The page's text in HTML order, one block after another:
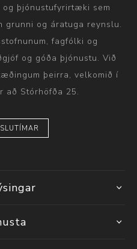
þjónustufyrirtæki sem
grunni og áratuga reynslu.
fagfólki og
og góða þjónustu. Við
þeirra, velkomið í
að Stórhöfða 25.